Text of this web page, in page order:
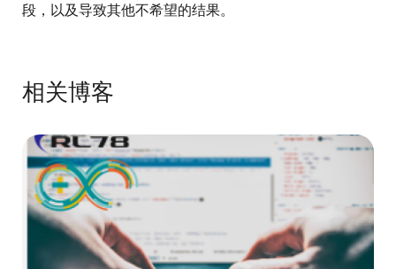
段，以及导致其他不希望的结果。
相关博客